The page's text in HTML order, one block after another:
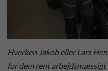
Hverken Jakob eller Lars
for dem rent arbejdsmæssigt